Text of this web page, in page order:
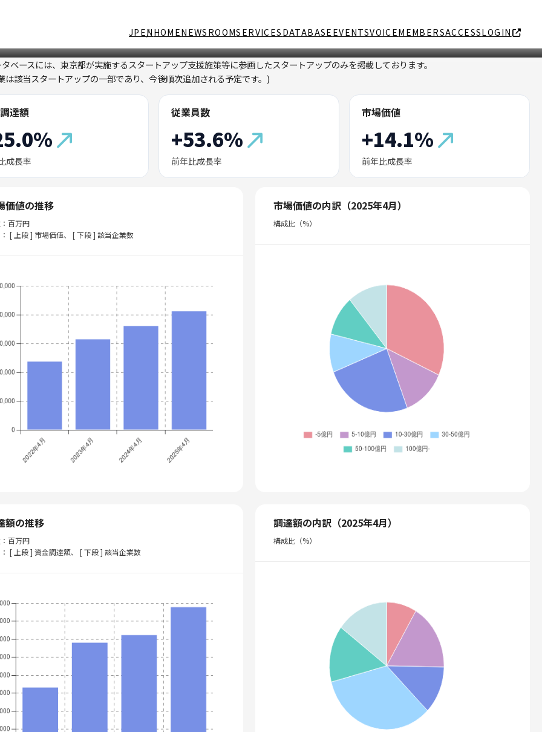
JP EN HOMENEWSROOMSERVICES DATABASE EVENTSVOICEMEMBERSACCESSLOGIN
ベースには、東京都が実施するスタートアップ支援施策等に参画したスタートアップのみを掲載しております。
は該当スタートアップの一部であり、今後順次追加される予定です。)
達額
成長率
従業員数
+53.6%
前年比成長率
市場価値
+14.1%
前年比成長率
価値の推移
百万円
[ 上段 ] 市場価値、 [ 下段 ] 該当企業数
市場価値の内訳（2025年4月）
構成比（%）
額の推移
百万円
[ 上段 ] 資金調達額、 [ 下段 ] 該当企業数
調達額の内訳（2025年4月）
構成比（%）